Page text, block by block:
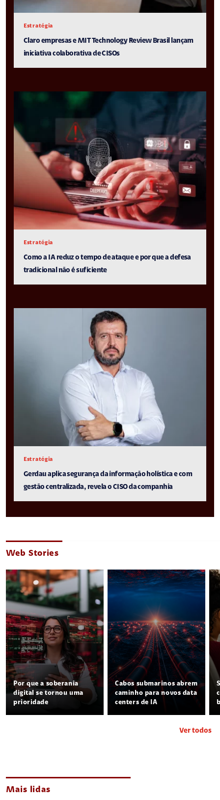
Estratégia
Claro empresas e MIT Technology Review Brasil lançam
iniciativa colaborativa de CISOs
Estratégia
Como a IA reduz o tempo de ataque e por que a defesa
tradicional não é suficiente
Estratégia
Gerdau aplica segurança da informação holística e com
gestão centralizada, revela o CISO da companhia
Web Stories
Por que a soberania
digital se tornou uma
prioridade
Cabos submarinos abrem
caminho para novos data
centers de IA
Ver todos
Mais lidas